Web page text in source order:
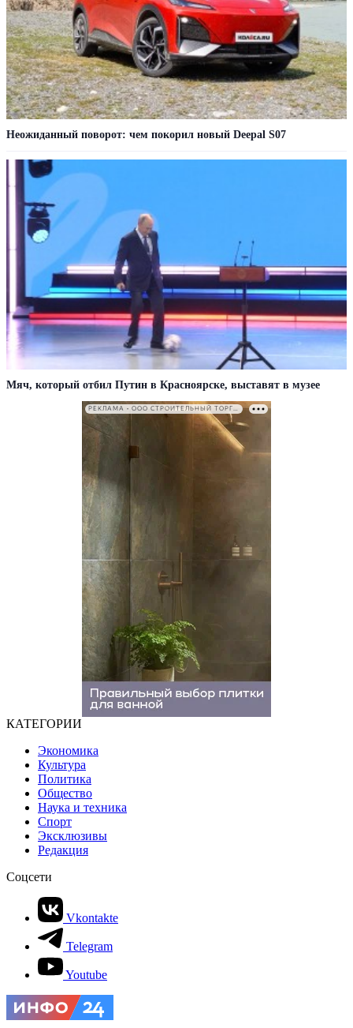
Неожиданный поворот: чем покорил новый Deepal S07
Мяч, который отбил Путин в Красноярске, выставят в музее
РЕКЛАМА • ООО СТРОИТЕЛЬНЫЙ ТОРГОВЫЙ ДОМ «ПЕТРОВИЧ». ИНН: 7802348846
КАТЕГОРИИ
Экономика
Культура
Политика
Общество
Наука и техника
Спорт
Эксклюзивы
Редакция
Соцсети
Vkontakte
Telegram
Youtube